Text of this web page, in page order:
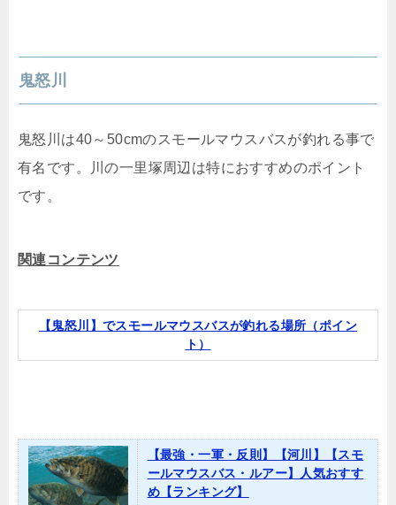
鬼怒川
鬼怒川は40～50cmのスモールマウスバスが釣れる事で
有名です。川の一里塚周辺は特におすすめのポイント
です。
関連コンテンツ
【鬼怒川】でスモールマウスバスが釣れる場所（ポイン
ト）
【最強・一軍・反則】【河川】【スモ
ールマウスバス・ルアー】人気おすす
め【ランキング】